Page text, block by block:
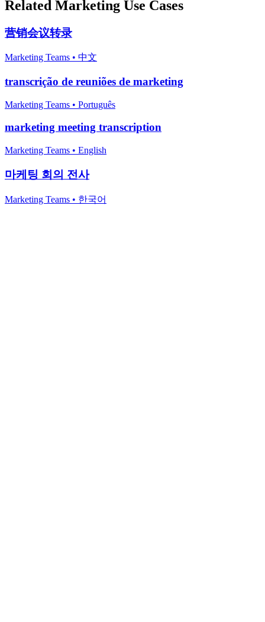
Related Marketing Use Cases
营销会议转录
Marketing Teams • 中文
transcrição de reuniões de marketing
Marketing Teams • Português
marketing meeting transcription
Marketing Teams • English
마케팅 회의 전사
Marketing Teams • 한국어